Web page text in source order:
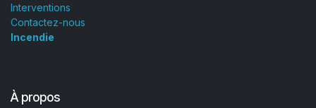
Interventions
Contactez-nous
Incendie
À propos